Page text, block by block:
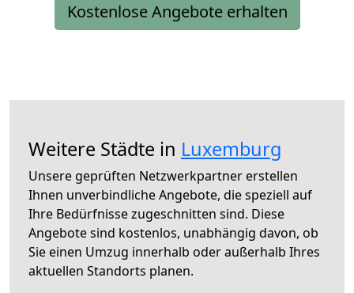
Kostenlose Angebote erhalten
Weitere Städte in Luxemburg
Unsere geprüften Netzwerkpartner erstellen
Ihnen unverbindliche Angebote, die speziell auf
Ihre Bedürfnisse zugeschnitten sind. Diese
Angebote sind kostenlos, unabhängig davon, ob
Sie einen Umzug innerhalb oder außerhalb Ihres
aktuellen Standorts planen.